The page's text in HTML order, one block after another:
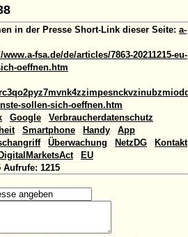
in der Presse Short-Link dieser Seite: a-
www.a-fsa.de/de/articles/7863-20211215-eu-
oeffnen.htm
sollen-sich-oeffnen.htm
Google
Verbraucherdatenschutz
Smartphone Handy
App
Überwachung NetzDG
Kontakt
DigitalMarketsAct
EU
Aufrufe: 1215